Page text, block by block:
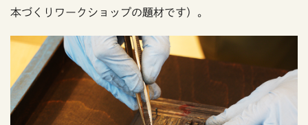
本づくりワークショップの題材です）。